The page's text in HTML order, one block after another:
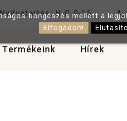
Nyitvatartás: H-P 9-15
Termékeink Hírek
böngészés mellett a
Elfogadom